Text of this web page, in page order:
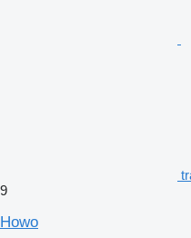
9
Howo